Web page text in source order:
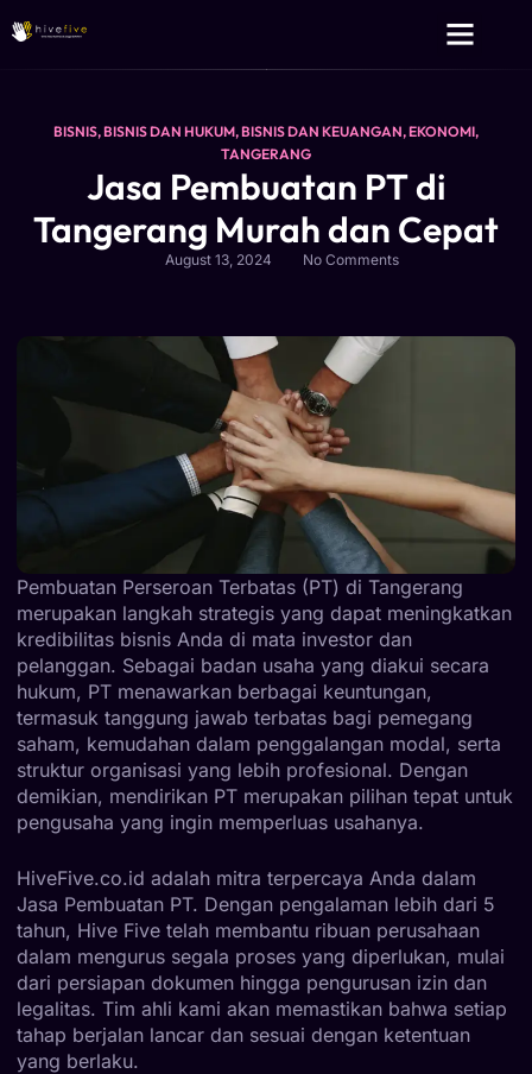
BISNIS,BISNIS DAN HUKUM,BISNIS DAN KEUANGAN,EKONOMI,
TANGERANG
Jasa Pembuatan PT di
Tangerang Murah dan Cepat
August 13, 2024 No Comments
Pembuatan Perseroan Terbatas (PT) di Tangerang
merupakan langkah strategis yang dapat meningkatkan
kredibilitas bisnis Anda di mata investor dan
pelanggan. Sebagai badan usaha yang diakui secara
hukum, PT menawarkan berbagai keuntungan,
termasuk tanggung jawab terbatas bagi pemegang
saham, kemudahan dalam penggalangan modal, serta
struktur organisasi yang lebih profesional. Dengan
demikian, mendirikan PT merupakan pilihan tepat untuk
pengusaha yang ingin memperluas usahanya.
HiveFive.co.id adalah mitra terpercaya Anda dalam
Jasa Pembuatan PT. Dengan pengalaman lebih dari 5
tahun, Hive Five telah membantu ribuan perusahaan
dalam mengurus segala proses yang diperlukan, mulai
dari persiapan dokumen hingga pengurusan izin dan
legalitas. Tim ahli kami akan memastikan bahwa setiap
tahap berjalan lancar dan sesuai dengan ketentuan
yang berlaku.